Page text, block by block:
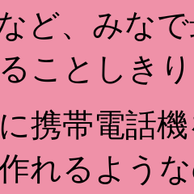
ど、みな
ことしき
携帯電話
れるよう